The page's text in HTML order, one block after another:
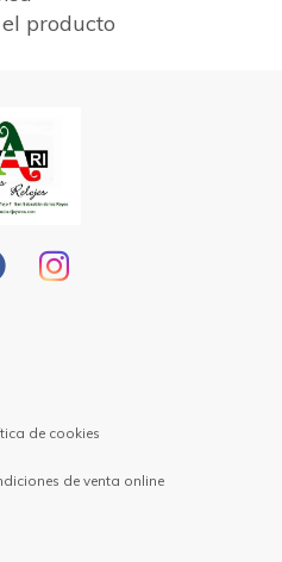
producto
de cookies
de venta online